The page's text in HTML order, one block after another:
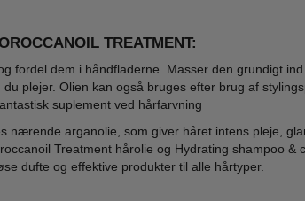
TREATMENT:
fordel dem i håndfladerne. Masser den grundigt
plejer. Olien kan også bruges efter brug af
suplement ved hårfarvning
nærende arganolie, som giver håret intens pleje,
Treatment hårolie og Hydrating shampoo &
dufte og effektive produkter til alle hårtyper.